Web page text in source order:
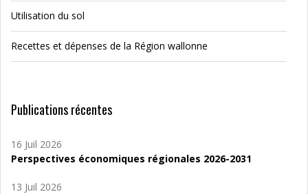
Utilisation du sol
Recettes et dépenses de la Région wallonne
Publications récentes
16 Juil 2026
Perspectives économiques régionales 2026-2031
13 Juil 2026